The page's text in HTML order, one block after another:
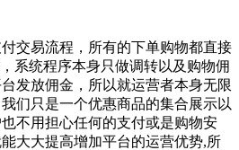
交易流程，所有的下单购物都直接
系统程序本身只做调转以及购物佣
发放佣金，所以就运营者本身无限
们只是一个优惠商品的集合展示以
不用担心任何的支付或是购物安
大大提高增加平台的运营优势,所